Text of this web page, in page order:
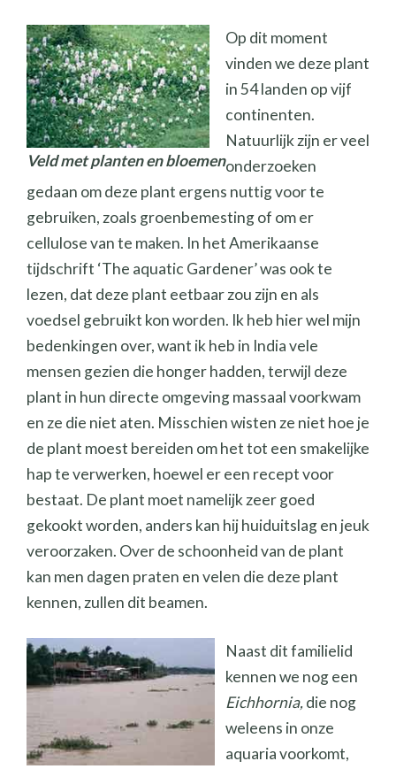
Veld met planten en bloemen
Op dit moment
vinden we deze plant
in 54 landen op vijf
continenten.
Natuurlijk zijn er veel
onderzoeken
gedaan om deze plant ergens nuttig voor te
gebruiken, zoals groenbemesting of om er
cellulose van te maken. In het Amerikaanse
tijdschrift ‘The aquatic Gardener’ was ook te
lezen, dat deze plant eetbaar zou zijn en als
voedsel gebruikt kon worden. Ik heb hier wel mijn
bedenkingen over, want ik heb in India vele
mensen gezien die honger hadden, terwijl deze
plant in hun directe omgeving massaal voorkwam
en ze die niet aten. Misschien wisten ze niet hoe je
de plant moest bereiden om het tot een smakelijke
hap te verwerken, hoewel er een recept voor
bestaat. De plant moet namelijk zeer goed
gekookt worden, anders kan hij huiduitslag en jeuk
veroorzaken. Over de schoonheid van de plant
kan men dagen praten en velen die deze plant
kennen, zullen dit beamen.
Naast dit familielid
kennen we nog een
Eichhornia,die nog
weleens in onze
aquaria voorkomt,